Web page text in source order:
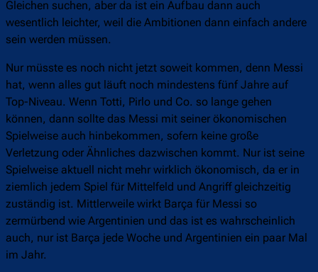
Gleichen suchen, aber da ist ein Aufbau dann auch
wesentlich leichter, weil die Ambitionen dann einfach andere
sein werden müssen.
Nur müsste es noch nicht jetzt soweit kommen, denn Messi
hat, wenn alles gut läuft noch mindestens fünf Jahre auf
Top-Niveau. Wenn Totti, Pirlo und Co. so lange gehen
können, dann sollte das Messi mit seiner ökonomischen
Spielweise auch hinbekommen, sofern keine große
Verletzung oder Ähnliches dazwischen kommt. Nur ist seine
Spielweise aktuell nicht mehr wirklich ökonomisch, da er in
ziemlich jedem Spiel für Mittelfeld und Angriff gleichzeitig
zuständig ist. Mittlerweile wirkt Barça für Messi so
zermürbend wie Argentinien und das ist es wahrscheinlich
auch, nur ist Barça jede Woche und Argentinien ein paar Mal
im Jahr.